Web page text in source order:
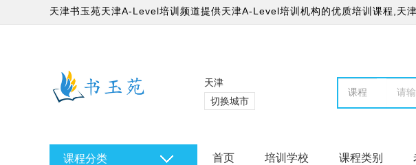
天津书玉苑天津A-Level培训频道提供天津A-Level培训机构的优质培训课程,
天津
切换城市
课程分类 首页 培训学校 课程类别